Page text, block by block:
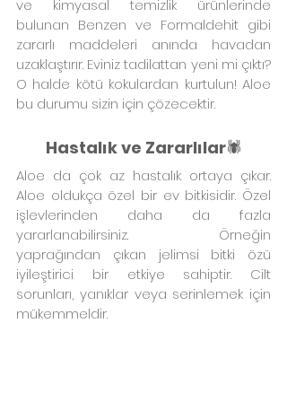
ve kimyasal temizlik ürünlerinde
bulunan Benzen ve Formaldehit gibi
zararlı maddeleri anında havadan
uzaklaştırır. Eviniz tadilattan yeni mi çıktı?
O halde kötü kokulardan kurtulun! Aloe
bu durumu sizin için çözecektir.
Hastalık ve Zararlılar🕷️
Aloe da çok az hastalık ortaya çıkar.
Aloe oldukça özel bir ev bitkisidir. Özel
işlevlerinden daha da fazla
yararlanabilirsiniz. Örneğin
yaprağından çıkan jelimsi bitki özü
iyileştirici bir etkiye sahiptir. Cilt
sorunları, yanıklar veya serinlemek için
mükemmeldir.